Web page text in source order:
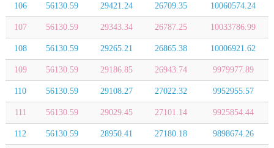
106 56130.59 29421.24 26709.35 10060574.24
107 56130.59 29343.34 26787.25 10033786.99
108 56130.59 29265.21 26865.38 10006921.62
109 56130.59 29186.85 26943.74 9979977.89
110 56130.59 29108.27 27022.32 9952955.57
111 56130.59 29029.45 27101.14 9925854.44
112 56130.59 28950.41 27180.18 9898674.26